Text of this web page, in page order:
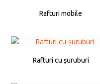
Rafturi mobile
Rafturi cu șuruburi